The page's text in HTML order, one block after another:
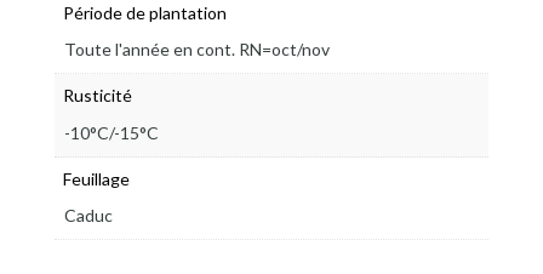
Période de plantation
Toute l'année en cont. RN=oct/nov
Rusticité
-10°C/-15°C
Feuillage
Caduc